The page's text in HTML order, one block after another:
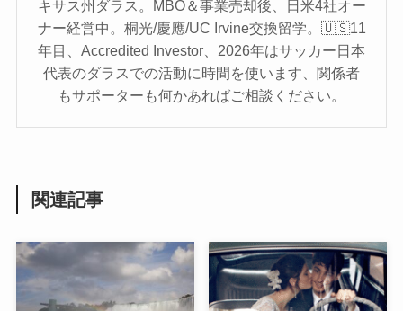
キサス州ダラス。MBO＆事業売却後、日米4社オー
ナー経営中。桐光/慶應/UC Irvine交換留学。🇺🇸11
年目、Accredited Investor、2026年はサッカー日本
代表のダラスでの活動に時間を使います、関係者
もサポーターも何かあればご相談ください。
関連記事